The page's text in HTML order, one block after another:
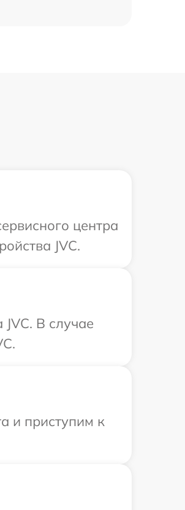
центра
JVC.
В случае
и приступим к